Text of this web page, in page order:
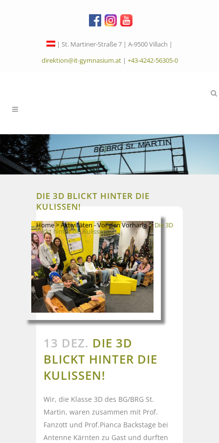
| St. Martiner-Straße 7 | A-9500 Villach |
direktion@it-gymnasium.at| +43-4242-56305-0
DIE 3D BLICKT HINTER DIE
KULISSEN!
Home>Aktivitäten - Vor den Vorhang>Die 3D
blickt hinter die Kulissen!
13 DEZ. DIE 3D
BLICKT HINTER DIE
KULISSEN!
Wir, die Klasse 3D des BG/BRG St.
Martin, waren zusammen mit Prof.
Fanzott und Prof.Pianca Backstage bei
Antenne Kärnten zu Gast und durften